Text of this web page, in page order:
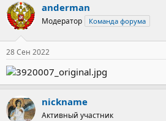
anderman
Модератор Команда форума
28 Сен 2022
nickname
Активный участник